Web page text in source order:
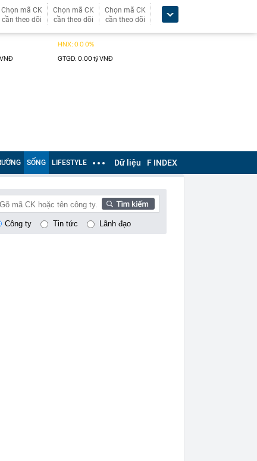
Chọn mã CK
cần theo dõi
Chọn mã CK
cần theo dõi
Chọn mã CK
cần theo dõi
SỐNG LIFESTYLE Dữ liệu F INDEX
Công ty Tin tức Lãnh đạo